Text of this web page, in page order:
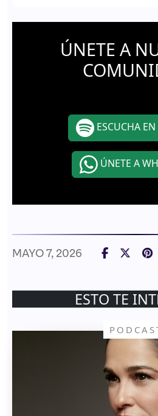
ÚNETE A
ESCUCHA
ÚNETE A
MAYO 7, 2026
ESTO TE